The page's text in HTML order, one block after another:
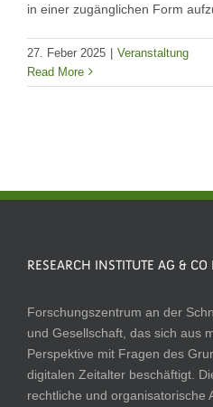
in einer zugänglichen Form
27. Feber 2025 | Veranstaltung
Read More
RESEARCH INSTITUTE AG & CO
Forschungszentrum an der
und Gesellschaft, das sich aus
Perspektive mit Fragen des
digitalen Zeitalter beschäftigt.
rechtliche und organisatorische